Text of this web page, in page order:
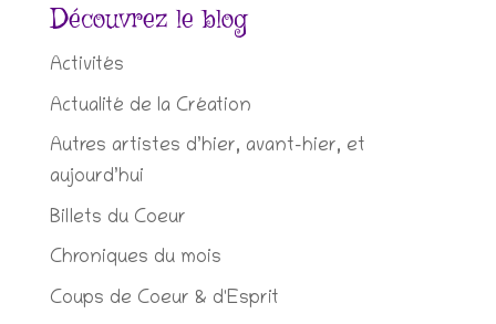
Découvrez le blog
Activités
Actualité de la Création
Autres artistes d’hier, avant-hier, et
aujourd’hui
Billets du Coeur
Chroniques du mois
Coups de Coeur & d'Esprit